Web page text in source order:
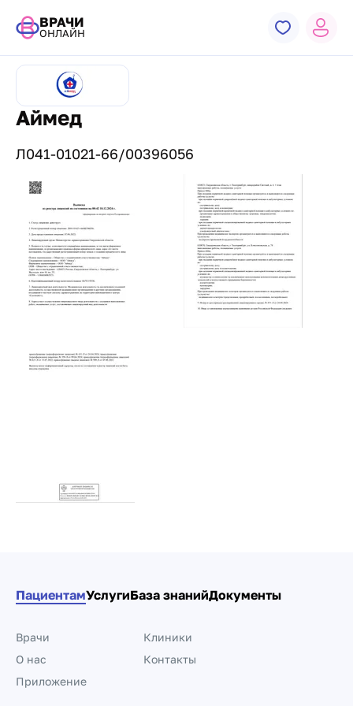
ВРАЧИ
ОНЛАЙН
Аймед
Л041-01021-66/00396056
Лицензии и сертификаты
ПациентамУслугиБаза знанийДокументы
Врачи
Клиники
О нас
Контакты
Приложение